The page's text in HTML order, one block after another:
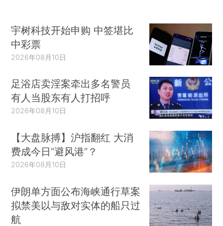
宇树科技开始申购 中签堪比
中彩票
2026年08月10日
足浴店卖淫案牵出多名警员
有人当股东有人打招呼
2026年08月10日
【大盘脉搏】沪指翻红 大消
费成今日“避风港”？
2026年08月10日
伊朗单方面公布海峡通行草案
拟禁美以与敌对实体的船只过
航